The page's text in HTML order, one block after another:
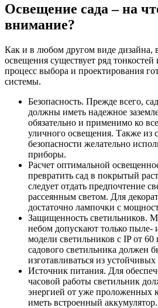
Освещение сада – на
внимание?
Как и в любом другом виде дизайна,
освещения существует ряд
процесс выбора и проектирования
системы.
Безопасность. Прежде всего,
должны иметь надежное
обязательно и применимо ко
уличного освещения. Также из
безопасности желательно
приборы.
Расчет оптимальной
превратить сад в покрытый
следует отдать предпочтение
рассеянным светом. Для
достаточно лампочки с
Защищенность светильников.
небом допускают только
модели светильников с IP от
садового светильника должен
изготавливаться из
Источник питания. Для
часовой работы светильник
энергией от уже проложенных
иметь встроенный аккумулятор.